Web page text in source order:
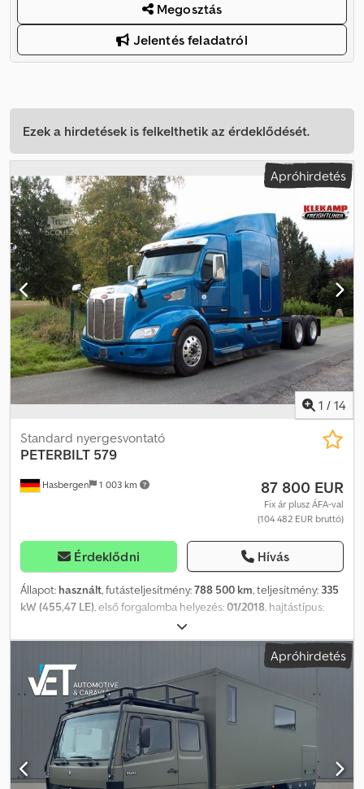
Megosztás
Jelentés feladatról
Ezek a hirdetések is felkelthetik az érdeklődését.
Apróhirdetés
1 / 14
Hasbergen 1 003 km
Standard nyergesvontató
PETERBILT 579
87 800 EUR
Fix ár plusz ÁFA-val
(104 482 EUR bruttó)
Érdeklődni Hívás
Állapot: használt, futásteljesítmény:788 500 km, teljesítmény: 335
kW (455,47 LE) , első forgalomba helyezés:01/2018 , hajtástípus:
Euro 6
légkondicionálás, - Peterbilt 579 - Első forgalomba helyezés:
2018.01.09 - Paccar motor - 455 LE - Euro 6 - 10 fokozatú Eaton
Fuller automata váltó - Futásteljesítmény kb. 788 500 kilométer -
Tárcsafék - Légrugós hátsó tengely - Állítható nyerges vontató
lemez - Tengelyzár - Alumínium felnik - Alumínium
üzemanyagtartályok - Teljes burkolat - Távolságtartó tempomat
fékasszisztenssel - 2x fekvőhely - 2x légrugós ülés Cedpfx Apjp
Nny Uoreha - Hűtőszekrény - Tempomat - Légkondicionáló -
Állítható multifunkciós kormánykerék - Fedélzeti számítógép -
Apróhirdetés